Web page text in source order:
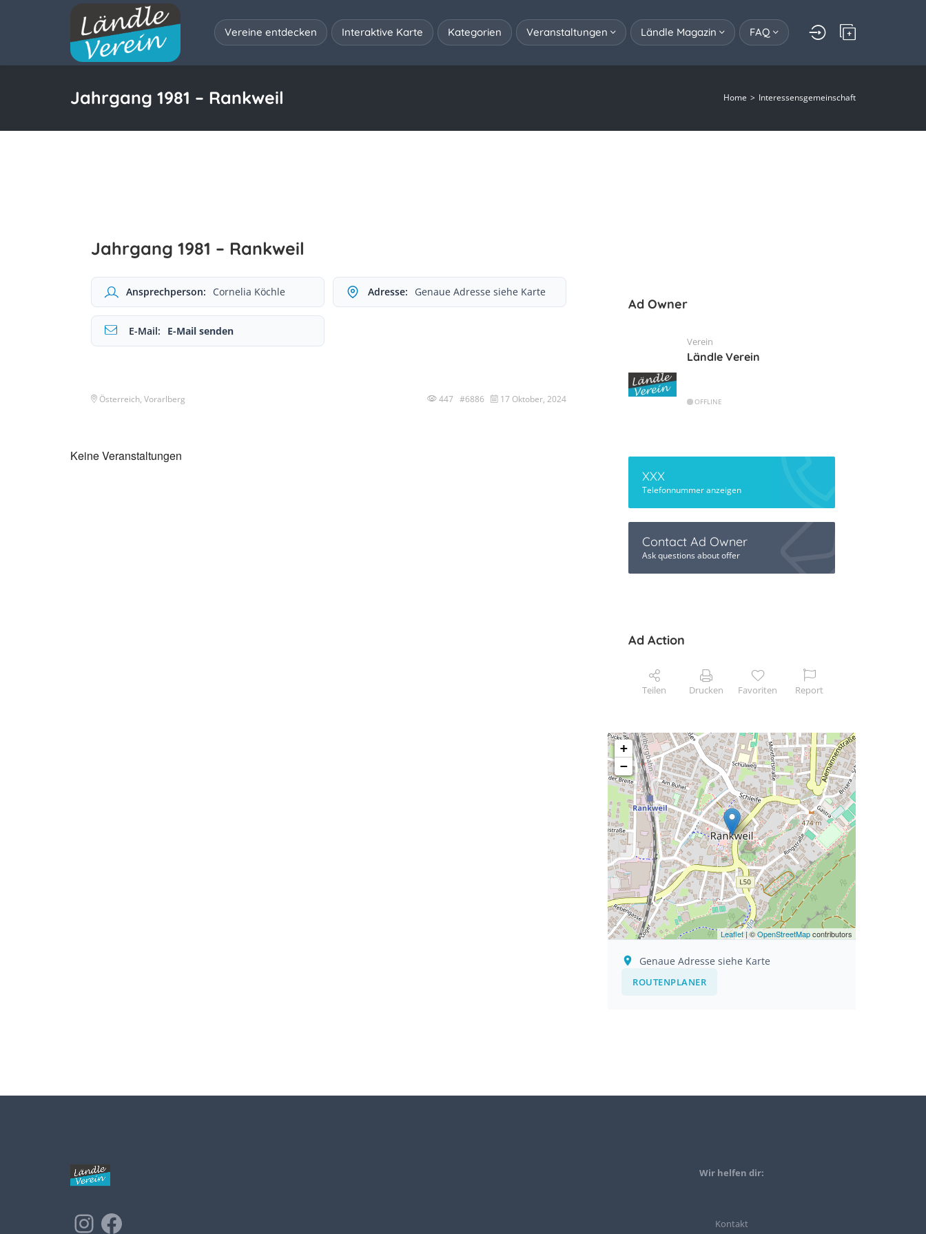
Vereine entdecken Interaktive Karte Kategorien Veranstaltungen Ländle Magazin FAQ
Jahrgang 1981 – Rankweil Home Interessensgemeinschaft
Jahrgang 1981 – Rankweil
Ansprechperson: Cornelia Köchle Adresse: Genaue Adresse siehe Karte
E-Mail: E-Mail senden
Österreich, Vorarlberg 447 #6886 17 Oktober, 2024
Keine Veranstaltungen
Ad Owner
Verein
Ländle Verein
OFFLINE
XXX
Telefonnummer anzeigen
Contact Ad Owner
Ask questions about offer
Ad Action
Teilen Drucken Favoriten Report
+
−
Leaflet| ©OpenStreetMapcontributors
Genaue Adresse siehe Karte
ROUTENPLANER
Wir helfen dir:
Kontakt